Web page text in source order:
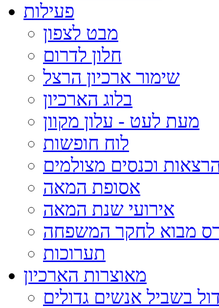
פעילות
מבט לצפון
חלון לדרום
שימור ארכיון הרצל
בלוג הארכיון
מעת לעט - עלון מקוון
לוח חופשות
וכנסים מצולמים
אסופת המאה
אירועי שנת המאה
מבוא לחקר המשפחה
תערוכות
מאוצרות הארכיון
בשביל אנשים גדולים